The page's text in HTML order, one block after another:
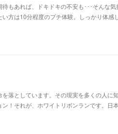
もあれば、ドキドキの不安も･･･そんな
方は10分程度のプチ体験。しっかり体感
落としています。その現実を多くの人に
！それが、ホワイトリボンランです。日